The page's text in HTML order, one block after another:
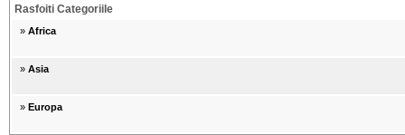
Rasfoiti Categoriile
» Africa
» Asia
» Europa